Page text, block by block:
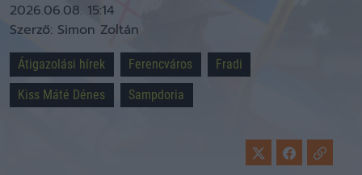
2026.06.08. 15:14
Szerző: Simon Zoltán
Átigazolási hírek Ferencváros
Fradi
Kiss Máté Dénes
Sampdoria